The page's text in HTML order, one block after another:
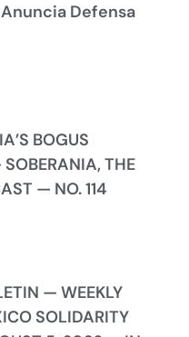
Defensa
BOGUS
THE
— NO. 114
— WEEKLY
SOLIDARITY